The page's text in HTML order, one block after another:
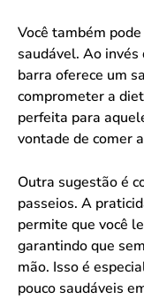
Você também
saudável. Ao invés
barra oferece um
comprometer a
perfeita para
vontade de comer
Outra sugestão é
passeios. A
permite que você
garantindo que
mão. Isso é
pouco saudáveis